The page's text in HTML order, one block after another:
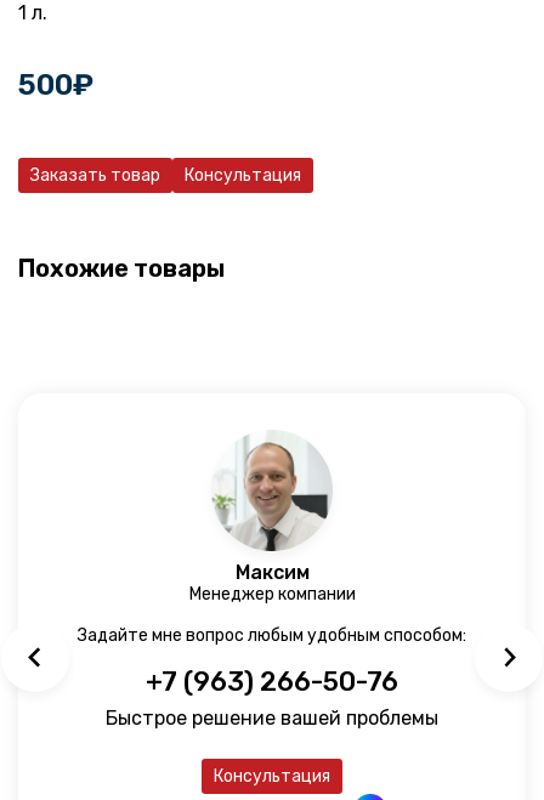
1 л.
500₽
Заказать товар Консультация
Похожие товары
Максим
Менеджер компании
Задайте мне вопрос любым удобным способом:
+7 (963) 266-50-76
Быстрое решение вашей проблемы
Консультация